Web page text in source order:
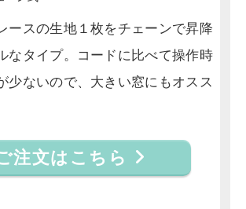
ースの生地１枚をチェーンで昇降
なタイプ。コードに比べて操作時
少ないので、大きい窓にもオスス
注文はこちら